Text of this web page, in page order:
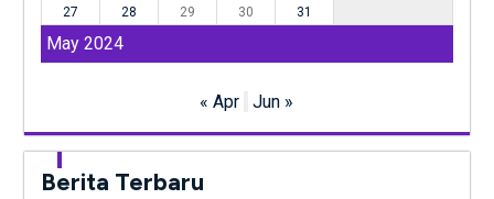
May 2024
27
28 29 30 31
« Apr Jun »
Berita Terbaru